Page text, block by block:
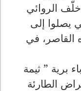
الروائي
يصلوا إلى
القاصر، في
برية ” ثيمة
الطارئة